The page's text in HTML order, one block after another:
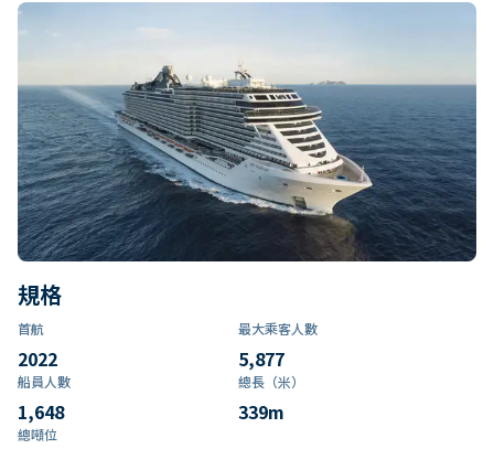
規格
首航
2022
最大乘客人數
5,877
船員人數
1,648
總長（米）
339m
總噸位